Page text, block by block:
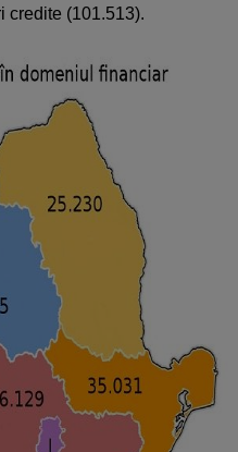
credite (101.513).